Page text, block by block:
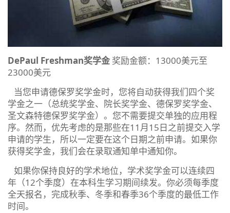
DePaul Freshman奖学金奖励金额：13000美元至
23000美元
当您申请德保罗奖学金时，您将自动获得我们四个奖
学金之一（总统奖学金、院长奖学金、德保罗奖学金、
圣文森特德保罗奖学金）。您不需要提交单独的应用程
序。然而，优先考虑的是那些在11月15日之前提交入学
申请的学生，所以一定要在这个日期之前申请。如果你
获得奖学金，我们会在录取通知单中通知你。
如果你保持良好的学术地位，学术奖学金可以连续四
年（12个季度）在本科生学习期间续发。你必须每季度
全天报名，完成秋季、冬季和春季36个季度的最低工作
时间。